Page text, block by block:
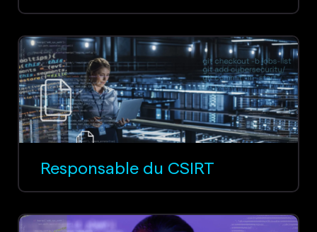
Responsable du CSIRT